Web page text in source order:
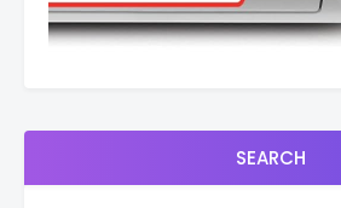
SEARCH